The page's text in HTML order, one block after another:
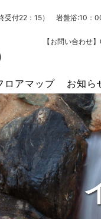
受付22：15） 岩盤浴:10：
【お問い合わせ
ロアマップ お知ら